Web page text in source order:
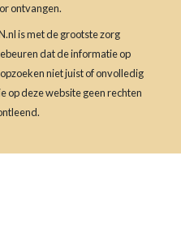
ontvangen.
is met de grootste zorg
dat de informatie op
niet juist of onvolledig
op deze website geen rechten